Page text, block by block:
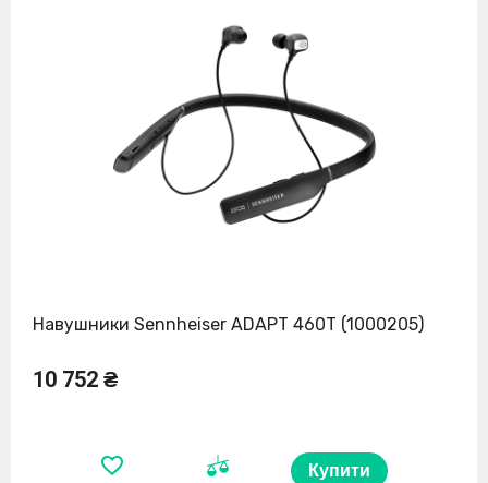
Навушники Sennheiser ADAPT 460T (1000205)
10 752 ₴
Купити